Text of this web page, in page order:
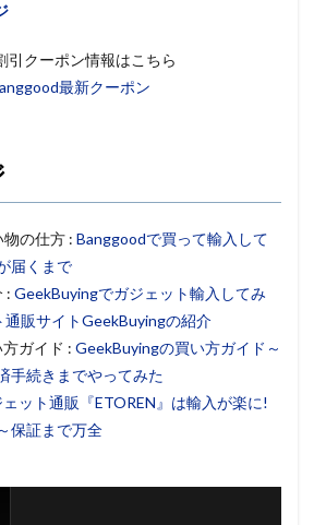
引クーポン情報はこちら
最新クーポン
物の仕方 : Banggoodで買って輸入して
届くまで
: GeekBuyingでガジェット輸入してみ
通販サイトGeekBuyingの紹介
ガイド : GeekBuyingの買い方ガイド～
手続きまでやってみた
ット通販『ETOREN』は輸入が楽に!
保証まで万全